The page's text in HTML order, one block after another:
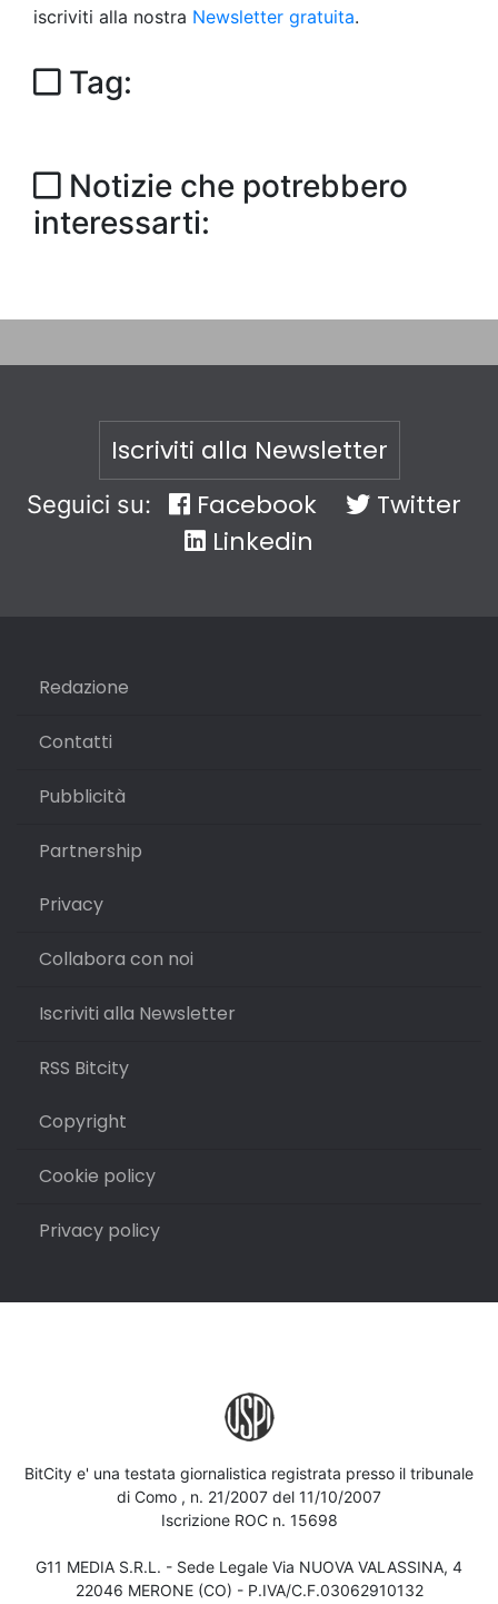
iscriviti alla nostra Newsletter gratuita.
Tag:
Notizie che potrebbero
interessarti:
Iscriviti alla Newsletter
Seguici su: Facebook
Twitter
Linkedin
Redazione
Contatti
Pubblicità
Partnership
Privacy
Collabora con noi
Iscriviti alla Newsletter
RSS Bitcity
Copyright
Cookie policy
Privacy policy
BitCity e' una testata giornalistica registrata presso il tribunale
di Como , n. 21/2007 del 11/10/2007
Iscrizione ROC n. 15698
G11 MEDIA S.R.L. - Sede Legale Via NUOVA VALASSINA, 4
22046 MERONE (CO) - P.IVA/C.F.03062910132